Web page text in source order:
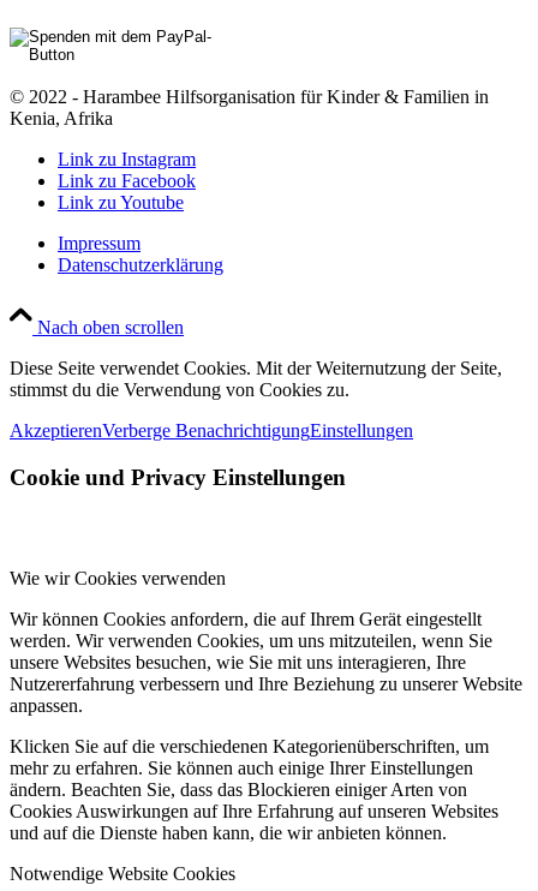
© 2022 - Harambee Hilfsorganisation für Kinder & Familien in
Kenia, Afrika
Link zu Instagram
Link zu Facebook
Link zu Youtube
Impressum
Datenschutzerklärung
Nach oben scrollen
Diese Seite verwendet Cookies. Mit der Weiternutzung der Seite,
stimmst du die Verwendung von Cookies zu.
AkzeptierenVerberge BenachrichtigungEinstellungen
Cookie und Privacy Einstellungen
Wie wir Cookies verwenden
Wir können Cookies anfordern, die auf Ihrem Gerät eingestellt
werden. Wir verwenden Cookies, um uns mitzuteilen, wenn Sie
unsere Websites besuchen, wie Sie mit uns interagieren, Ihre
Nutzererfahrung verbessern und Ihre Beziehung zu unserer Website
anpassen.
Klicken Sie auf die verschiedenen Kategorienüberschriften, um
mehr zu erfahren. Sie können auch einige Ihrer Einstellungen
ändern. Beachten Sie, dass das Blockieren einiger Arten von
Cookies Auswirkungen auf Ihre Erfahrung auf unseren Websites
und auf die Dienste haben kann, die wir anbieten können.
Notwendige Website Cookies